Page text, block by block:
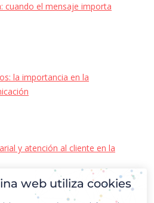
cuando el mensaje importa
la importancia en la
y atención al cliente en la
web utiliza cookies